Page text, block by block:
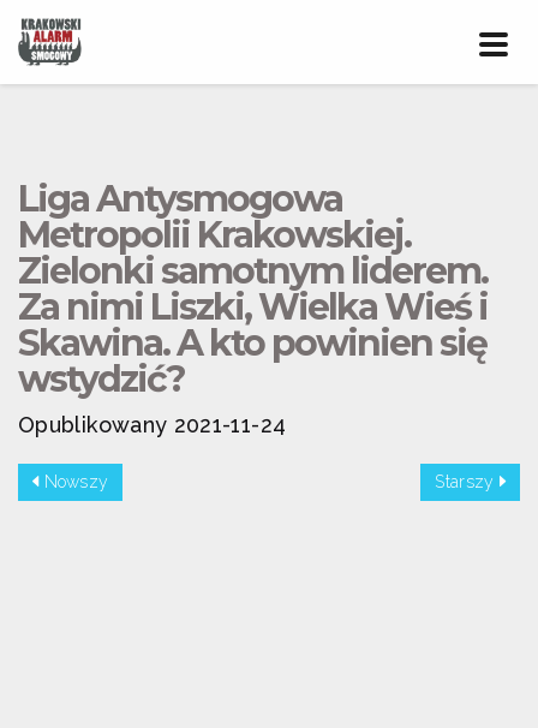
Liga Antysmogowa
Metropolii Krakowskiej.
Zielonki samotnym liderem.
Za nimi Liszki, Wielka Wieś i
Skawina. A kto powinien się
wstydzić?
Opublikowany 2021-11-24
Nowszy Starszy